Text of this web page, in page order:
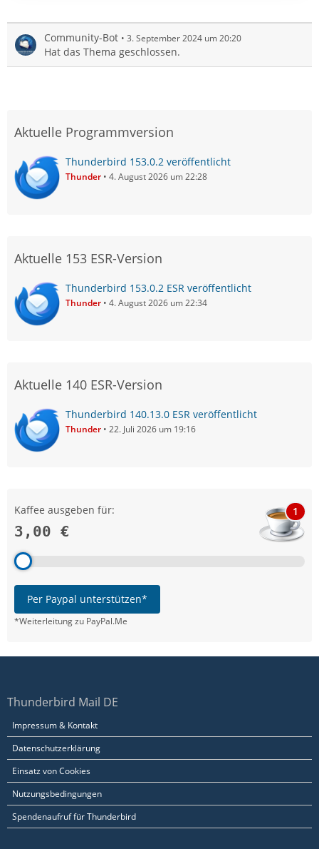
Community-Bot 3. September 2024 um 20:20
Hat das Thema geschlossen.
Aktuelle Programmversion
Thunderbird 153.0.2 veröffentlicht
Thunder 4. August 2026 um 22:28
Aktuelle 153 ESR-Version
Thunderbird 153.0.2 ESR veröffentlicht
Thunder 4. August 2026 um 22:34
Aktuelle 140 ESR-Version
Thunderbird 140.13.0 ESR veröffentlicht
Thunder 22. Juli 2026 um 19:16
Kaffee ausgeben für:
3,00 €
1
Per Paypal unterstützen*
*Weiterleitung zu PayPal.Me
Thunderbird Mail DE
Impressum & Kontakt
Datenschutzerklärung
Einsatz von Cookies
Nutzungsbedingungen
Spendenaufruf für Thunderbird